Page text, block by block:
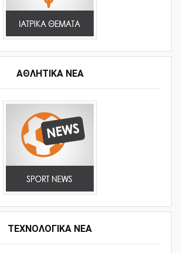
ΑΘΛΗΤΙΚΆ ΝΈΑ
ΤΕΧΝΟΛΟΓΙΚΑ ΝΕΑ